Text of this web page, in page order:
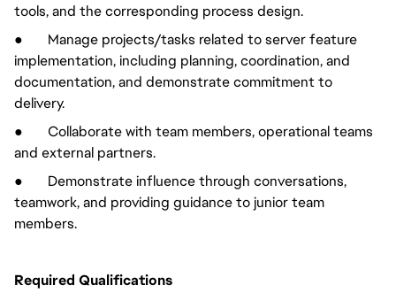
tools, and the corresponding process design.
● Manage projects/tasks related to server feature
implementation, including planning, coordination, and
documentation, and demonstrate commitment to
delivery.
● Collaborate with team members, operational teams
and external partners.
● Demonstrate influence through conversations,
teamwork, and providing guidance to junior team
members.
Required Qualifications